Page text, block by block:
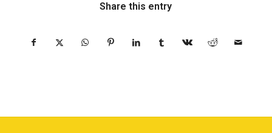
Share this entry